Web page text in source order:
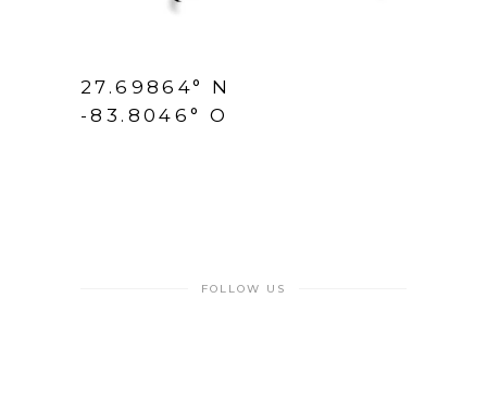
27.69864° N
-83.8046° O
FOLLOW US